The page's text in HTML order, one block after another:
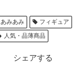
あみあみ
フィギュア
人気・品薄商品
シェアする